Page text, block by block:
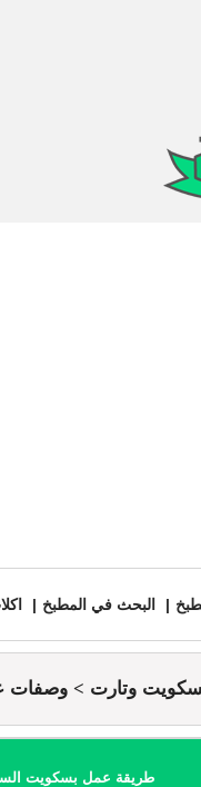
البحث في المطبخ
وتارت وصفات
طريقة عمل بسكويت